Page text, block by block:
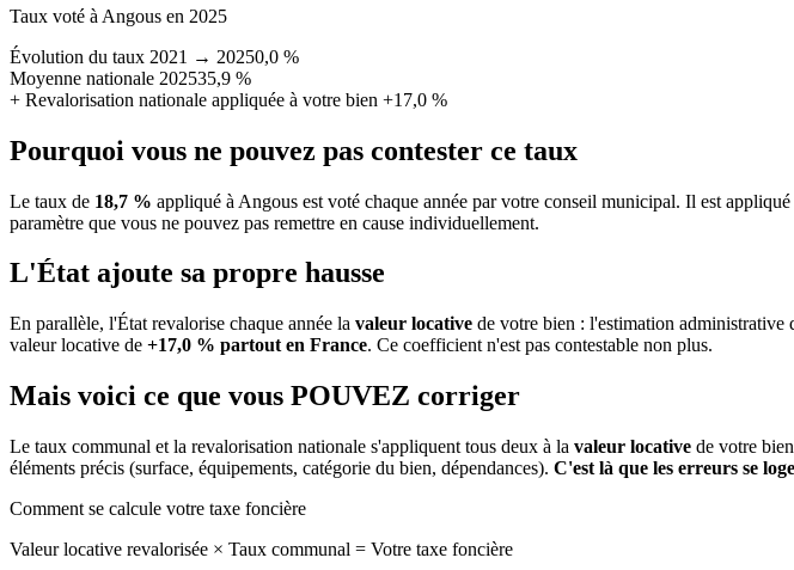
Taux voté à Angous en 2025
Évolution du taux 2021 → 20250,0 %
Moyenne nationale 202535,9 %
+ Revalorisation nationale appliquée à votre bien +17,0 %
Pourquoi vous ne pouvez pas contester ce taux
Le taux de 18,7 % appliqué à Angous est voté chaque année par votre conseil municipal. Il est
paramètre que vous ne pouvez pas remettre en cause individuellement.
L'État ajoute sa propre hausse
En parallèle, l'État revalorise chaque année la valeur locative de votre bien : l'estimation administrative
valeur locative de +17,0 % partout en France. Ce coefficient n'est pas contestable non plus.
Mais voici ce que vous POUVEZ corriger
Le taux communal et la revalorisation nationale s'appliquent tous deux à la valeur locative de votre
éléments précis (surface, équipements, catégorie du bien, dépendances). C'est là que les erreurs se
Comment se calcule votre taxe foncière
Valeur locative revalorisée × Taux communal = Votre taxe foncière